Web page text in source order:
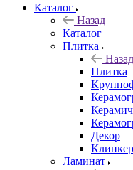
Каталог
Назад
Каталог
Плитка
Назад
Плитка
Декор
Клинкер
Ламинат